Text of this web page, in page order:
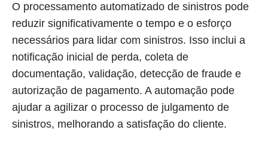
O processamento automatizado de sinistros pode
reduzir significativamente o tempo e o esforço
necessários para lidar com sinistros. Isso inclui a
notificação inicial de perda, coleta de
documentação, validação, detecção de fraude e
autorização de pagamento. A automação pode
ajudar a agilizar o processo de julgamento de
sinistros, melhorando a satisfação do cliente.